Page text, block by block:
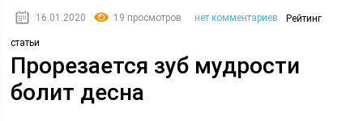
16.01.2020 19 просмотров нет комментариев Рейтинг
статьи
Прорезается зуб мудрости
болит десна